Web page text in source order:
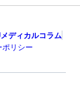
ディカルコラム
リシー